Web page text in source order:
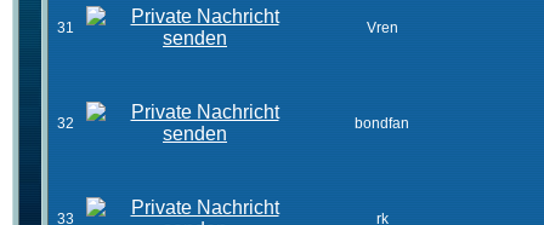
31 Vren
32 bondfan
33 rk